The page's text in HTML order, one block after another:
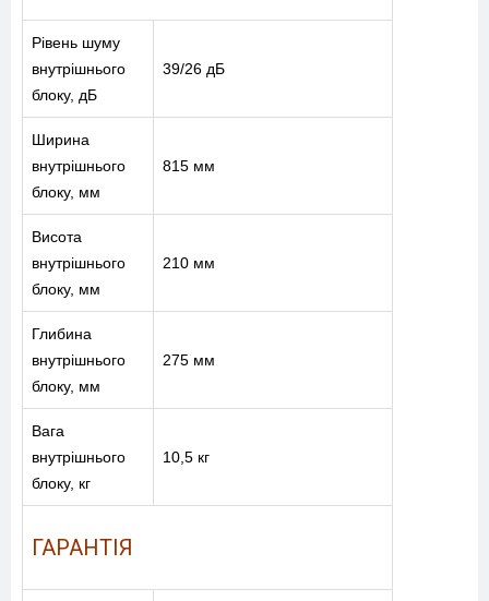
Рівень шуму
внутрішнього
блоку, дБ
39/26 дБ
Ширина
внутрішнього
блоку, мм
815 мм
Висота
внутрішнього
блоку, мм
210 мм
Глибина
внутрішнього
блоку, мм
275 мм
Вага
внутрішнього
блоку, кг
10,5 кг
ГАРАНТІЯ